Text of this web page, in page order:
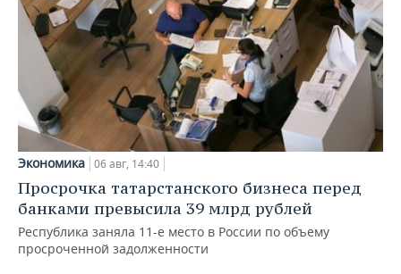
Экономика 06 авг, 14:40
Просрочка татарстанского бизнеса перед
банками превысила 39 млрд рублей
Республика заняла 11-е место в России по объему
просроченной задолженности